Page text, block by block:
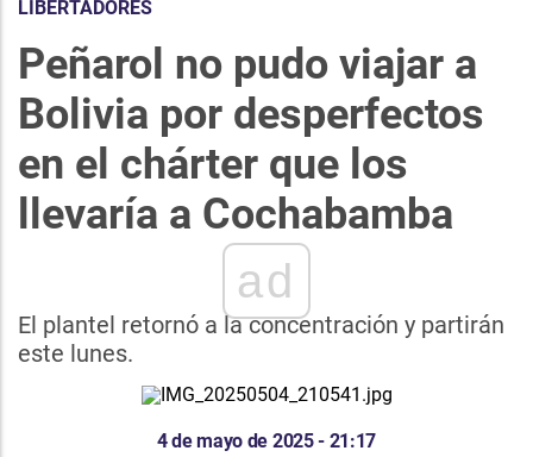
LIBERTADORES
Peñarol no pudo viajar a
Bolivia por desperfectos
en el chárter que los
llevaría a Cochabamba
ad
El plantel retornó a la concentración y partirán
este lunes.
4 de mayo de 2025 - 21:17